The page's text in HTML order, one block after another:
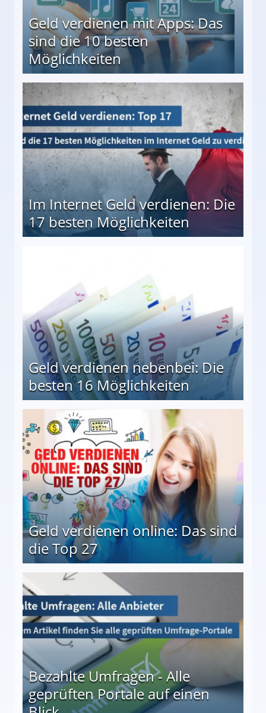
Geld verdienen mit Apps: Das
sind die 10 besten
Möglichkeiten
besten Möglichkeiten
Im Internet Geld verdienen: Die
17 besten Möglichkeiten
Geld verdienen nebenbei: Die
besten 16 Möglichkeiten
Geld verdienen online: Das sind
die Top 27
Bezahlte Umfragen - Alle
geprüften Portale auf einen